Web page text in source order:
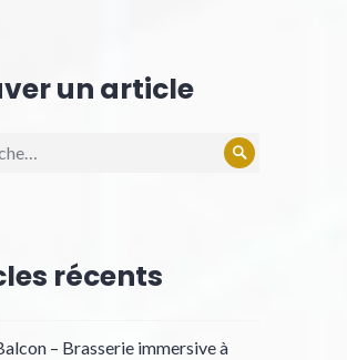
un article
Rechercher
récents
– Brasserie immersive à